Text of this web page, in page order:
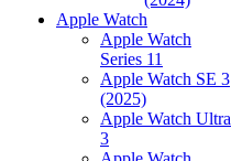
Apple Watch
Apple Watch
Series 11
Apple Watch SE 3
(2025)
Apple Watch Ultra
3